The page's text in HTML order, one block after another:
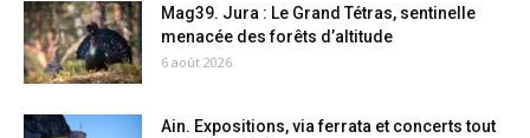
Mag39. Jura : Le Grand Tétras, sentinelle
menacée des forêts d’altitude
6 août 2026
Ain. Expositions, via ferrata et concerts tout